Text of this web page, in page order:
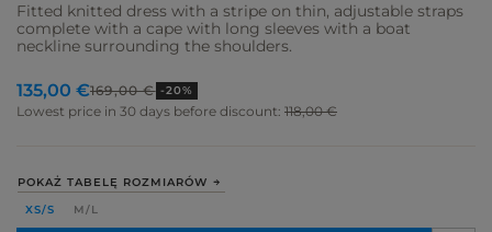
Fitted knitted dress with a stripe on thin, adjustable straps
complete with a cape with long sleeves with a boat
neckline surrounding the shoulders.
POKAŻ TABELĘ ROZMIARÓW
XS/S
M/L
135,00 €169,00 € -20%
Lowest price in 30 days before discount: 118,00 €